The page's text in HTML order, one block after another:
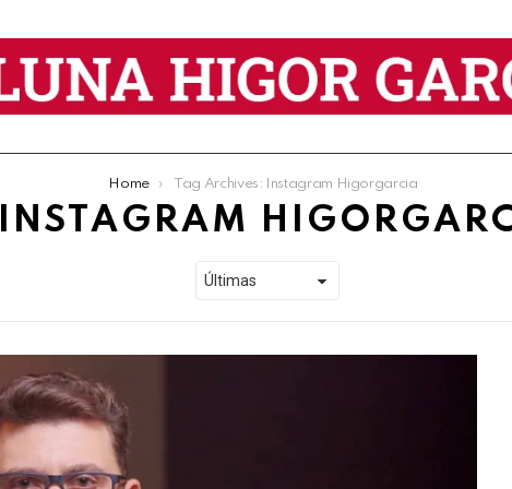
Home Tag Archives: Instagram Higorgarcia
INSTAGRAM